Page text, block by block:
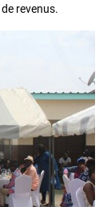
revenus.